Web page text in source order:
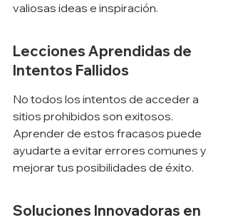
valiosas ideas e inspiración.
Lecciones Aprendidas de
Intentos Fallidos
No todos los intentos de acceder a
sitios prohibidos son exitosos.
Aprender de estos fracasos puede
ayudarte a evitar errores comunes y
mejorar tus posibilidades de éxito.
Soluciones Innovadoras en